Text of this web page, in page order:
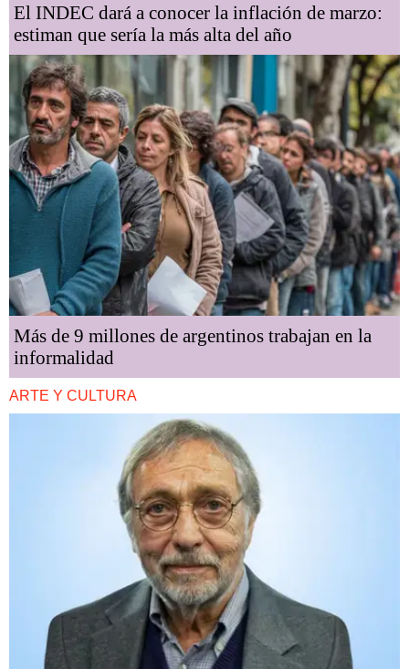
El INDEC dará a conocer la inflación de marzo:
estiman que sería la más alta del año
Más de 9 millones de argentinos trabajan en la
informalidad
ARTE Y CULTURA